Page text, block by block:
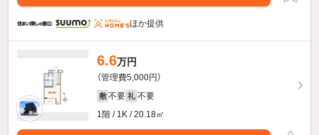
ほか提供
6.6万円
（管理費5,000円）
敷 不要 礼 不要
1階 / 1K / 20.18㎡